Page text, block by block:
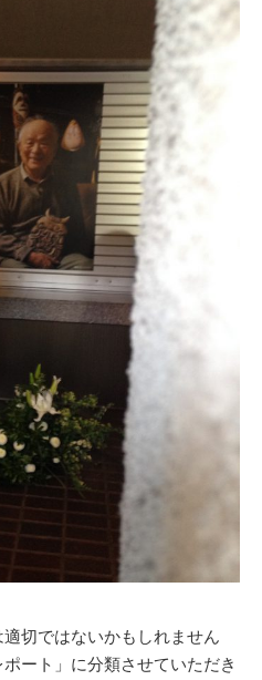
切ではないかもしれません
ート」に分類させていただき